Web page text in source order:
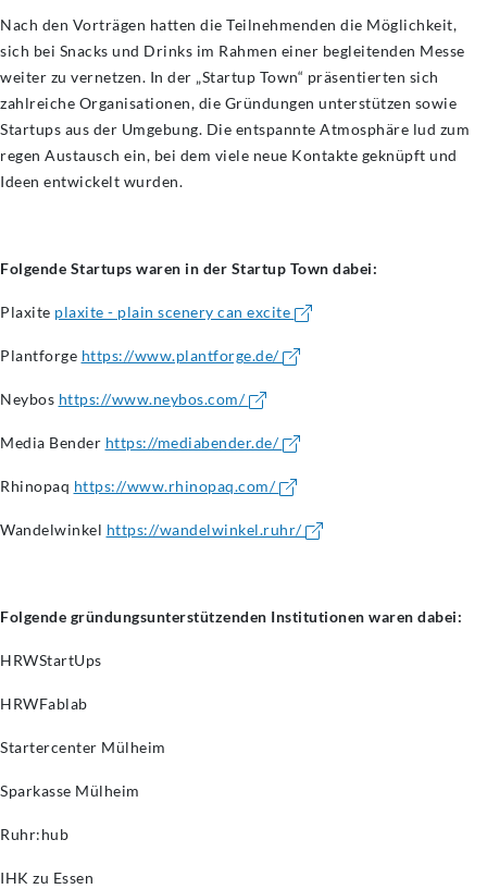
Nach den Vorträgen hatten die Teilnehmenden die Möglichkeit,
sich bei Snacks und Drinks im Rahmen einer begleitenden Messe
weiter zu vernetzen. In der „Startup Town“ präsentierten sich
zahlreiche Organisationen, die Gründungen unterstützen sowie
Startups aus der Umgebung. Die entspannte Atmosphäre lud zum
regen Austausch ein, bei dem viele neue Kontakte geknüpft und
Ideen entwickelt wurden.
Folgende Startups waren in der Startup Town dabei:
Plaxite plaxite - plain scenery can excite
Plantforge https://www.plantforge.de/
Neybos https://www.neybos.com/
Media Bender https://mediabender.de/
Rhinopaq https://www.rhinopaq.com/
Wandelwinkel https://wandelwinkel.ruhr/
Folgende gründungsunterstützenden Institutionen waren dabei:
HRWStartUps
HRWFablab
Startercenter Mülheim
Sparkasse Mülheim
Ruhr:hub
IHK zu Essen